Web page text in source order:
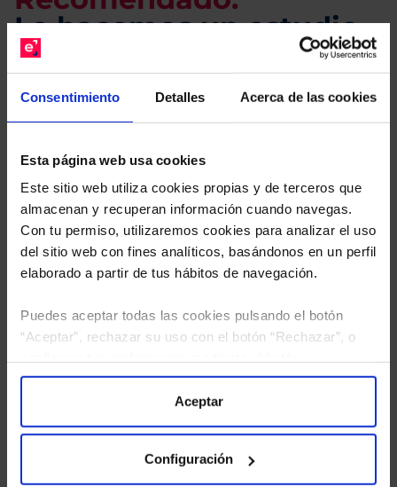
Consentimiento Detalles Acerca de las cookies
Esta página web usa cookies
Este sitio web utiliza cookies propias y de terceros que
almacenan y recuperan información cuando navegas.
Con tu permiso, utilizaremos cookies para analizar el uso
del sitio web con fines analíticos, basándonos en un perfil
elaborado a partir de tus hábitos de navegación.
Puedes aceptar todas las cookies pulsando el botón
“Aceptar”, rechazar su uso con el botón “Rechazar”, o
“Configuración”. Consulta nuestraPolítica
para más información.
Aceptar
Configuración
Le hacemos un estudio
gratuito de su cartera.
Descárguese el archivoe indíquenos los ISINs de
sus Fondos y nuestros expertos le enviarán un
Limpias con las que podrá ahorrar en sus costes.